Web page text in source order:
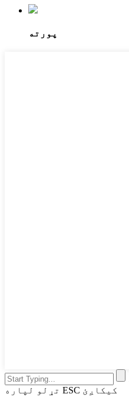
پورته
تړلو لپاره ESC کیکاږئ